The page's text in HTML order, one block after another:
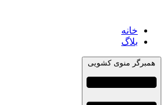
خانه
بلاگ
همبرگر منوی کشویی